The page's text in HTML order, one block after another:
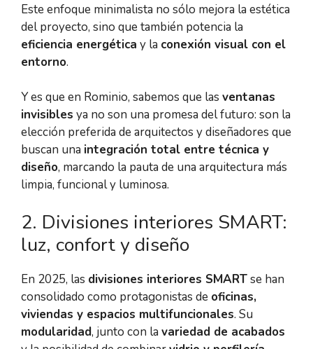
Este enfoque minimalista no sólo mejora la estética
del proyecto, sino que también potencia la
eficiencia energética y la conexión visual con el
entorno.
Y es que en Rominio, sabemos que las ventanas
invisibles ya no son una promesa del futuro: son la
elección preferida de arquitectos y diseñadores que
buscan una integración total entre técnica y
diseño, marcando la pauta de una arquitectura más
limpia, funcional y luminosa.
2️. Divisiones interiores SMART:
luz, confort y diseño
En 2025, las divisiones interiores SMARTse han
consolidado como protagonistas de oficinas,
viviendas y espacios multifuncionales. Su
modularidad, junto con la variedad de acabados